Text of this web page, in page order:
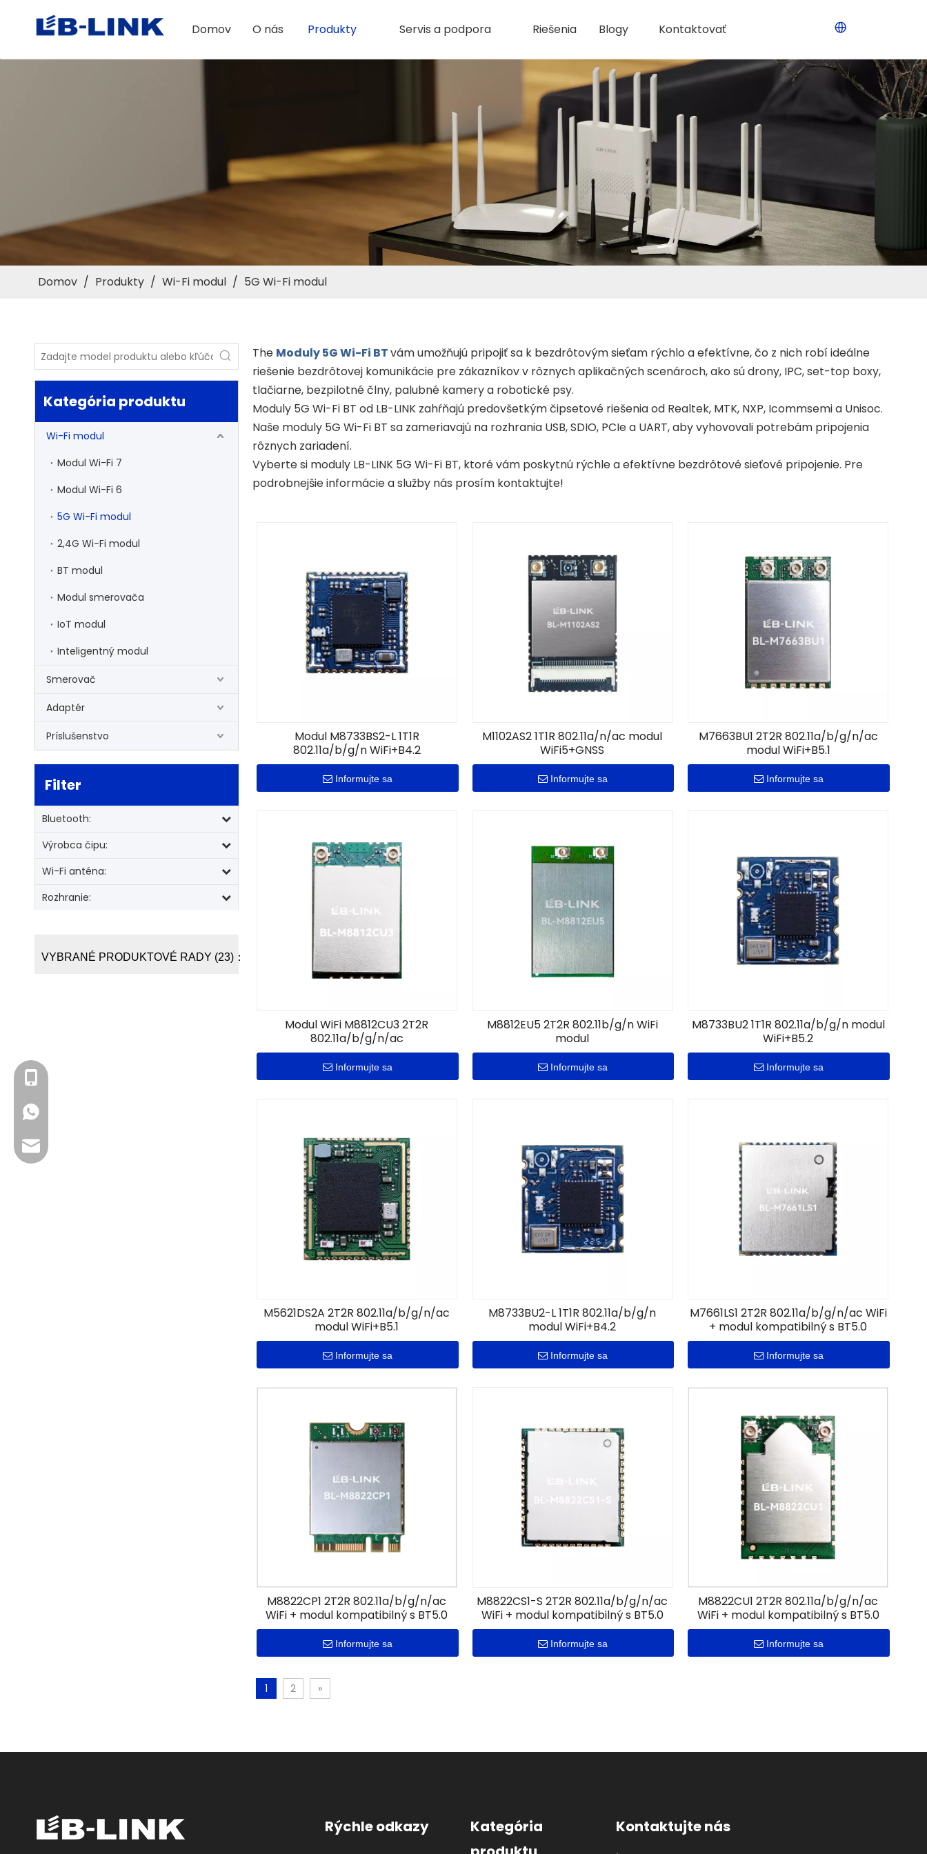
Domov O nás Produkty Servis a podpora Riešenia Blogy Kontaktovať
Domov / Produkty / Wi-Fi modul / 5G Wi-Fi modul
Kategória produktu
Wi-Fi modul
Modul Wi-Fi 7
Modul Wi-Fi 6
5G Wi-Fi modul
2,4G Wi-Fi modul
BT modul
Modul smerovača
IoT modul
Inteligentný modul
Smerovač
Adaptér
Príslušenstvo
Filter
Bluetooth:
Výrobca čipu:
Wi-Fi anténa:
Rozhranie:
VYBRANÉ PRODUKTOVÉ RADY (23)：
The Moduly 5G Wi-Fi BTvám umožňujú pripojiť sa k bezdrôtovým sieťam rýchlo a efektívne, čo z nich robí ideálne
riešenie bezdrôtovej komunikácie pre zákazníkov v rôznych aplikačných scenároch, ako sú drony, IPC, set-top boxy,
tlačiarne, bezpilotné člny, palubné kamery a robotické psy.
Moduly 5G Wi-Fi BT od LB-LINK zahŕňajú predovšetkým čipsetové riešenia od Realtek, MTK, NXP, Icommsemi a Unisoc.
Naše moduly 5G Wi-Fi BT sa zameriavajú na rozhrania USB, SDIO, PCIe a UART, aby vyhovovali potrebám pripojenia
rôznych zariadení.
Vyberte si moduly LB-LINK 5G Wi-Fi BT, ktoré vám poskytnú rýchle a efektívne bezdrôtové sieťové pripojenie. Pre
podrobnejšie informácie a služby nás prosím kontaktujte!
Modul M8733BS2-L 1T1R
802.11a/b/g/n WiFi+B4.2
Informujte sa
M1102AS2 1T1R 802.11a/n/ac modul
WiFi5+GNSS
Informujte sa
M7663BU1 2T2R 802.11a/b/g/n/ac
modul WiFi+B5.1
Informujte sa
Modul WiFi M8812CU3 2T2R
802.11a/b/g/n/ac
Informujte sa
M8812EU5 2T2R 802.11b/g/n WiFi
modul
Informujte sa
M8733BU2 1T1R 802.11a/b/g/n modul
WiFi+B5.2
Informujte sa
M5621DS2A 2T2R 802.11a/b/g/n/ac
modul WiFi+B5.1
Informujte sa
M8733BU2-L 1T1R 802.11a/b/g/n
modul WiFi+B4.2
Informujte sa
M7661LS1 2T2R 802.11a/b/g/n/ac WiFi
+ modul kompatibilný s BT5.0
Informujte sa
M8822CP1 2T2R 802.11a/b/g/n/ac
WiFi + modul kompatibilný s BT5.0
Informujte sa
M8822CS1-S 2T2R 802.11a/b/g/n/ac
WiFi + modul kompatibilný s BT5.0
Informujte sa
M8822CU1 2T2R 802.11a/b/g/n/ac
WiFi + modul kompatibilný s BT5.0
Informujte sa
1 2 »
Rýchle odkazy
Kategória
Kontaktujte nás